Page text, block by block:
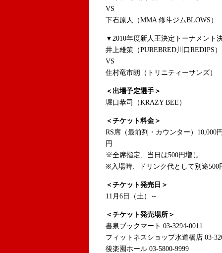
VS
下石原人（MMA 修斗ジムBLOWS）
▼2010年度新人王決定トーナメン
井上雄策（PUREBRED川口REDIPS）
VS
住村竜市朗（トリニティーサンズ）
＜出場予定選手＞
堀口恭司（KRAZY BEE）
＜チケット料金＞
RS席（最前列・カウンター）
円
※全席指定、当日は500円増し
※入場時、ドリンク代として別途500
＜チケット発売日＞
11月6日（土）～
＜チケット発売場所＞
書泉ブックマート 03-3294-0011
フィットネスショップ水道橋店 03-
後楽園ホール 03-5800-9999